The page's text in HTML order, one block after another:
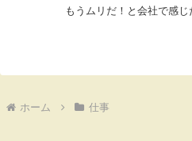
もうムリだ！と会社で感じ
ホーム 仕事